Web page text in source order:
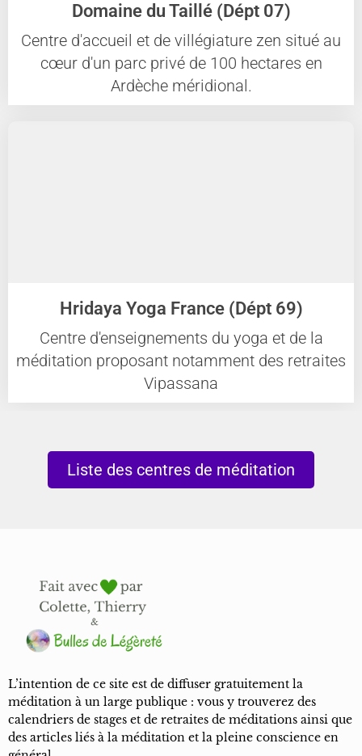
Domaine du Taillé (Dépt 07)
Centre d'accueil et de villégiature zen situé au
cœur d'un parc privé de 100 hectares en
Ardèche méridional.
Hridaya Yoga France (Dépt 69)
Centre d'enseignements du yoga et de la
méditation proposant notamment des retraites
Vipassana
Liste des centres de méditation
L’intention de ce site est de diffuser gratuitement la
méditation à un large publique : vous y trouverez des
calendriers de stages et de retraites de méditations ainsi que
des articles liés à la méditation et la pleine conscience en